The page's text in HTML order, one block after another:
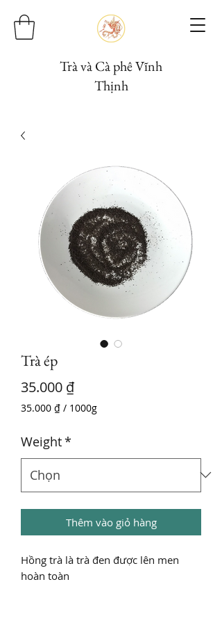
Trà và Cà phê Vĩnh
Thịnh
Trà ép
35.000 ₫Giá
35.000 ₫ / 1000g
mỗi
1000
Gam
Weight*
Thêm vào giỏ hàng
Hồng trà là trà đen được lên men
hoàn toàn